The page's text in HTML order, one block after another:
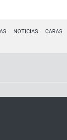
NOTICIAS CARAS